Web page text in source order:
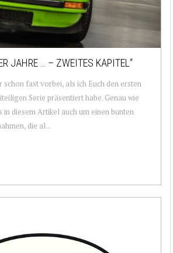
JAHRE … – ZWEITES KAPITEL“
schon fast vorbei, als ich Euch den ersten
Serie präsentiert habe. Genau wie
in diesem Artikel auch um einen bunten
die al...